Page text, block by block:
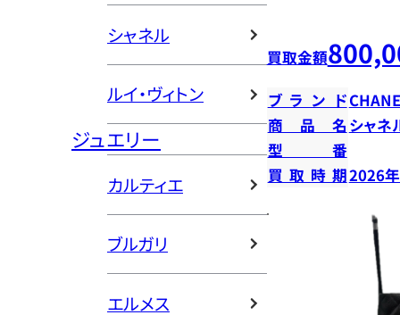
シャネル
ルイ・ヴィトン
ジュエリー
カルティエ
ブルガリ
エルメス
買取金額
ブランド
商品名 シャネ
型番
買取時期2026